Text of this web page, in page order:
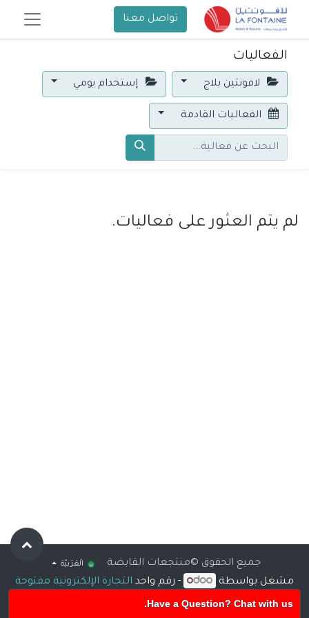
تواصل معنا
الفعاليات
لافونتين بلاج إستخدام يومي
الفعاليات القادمة
لم يتم العثور على فعاليات.
جميع الحقوق ©منتجعات القابضة الْعَرَبيّة
مشغل بواسطة - رقم واحد التجارة الإلكترونية مفتوحة
المصدر
Have a Question? Chat with us.